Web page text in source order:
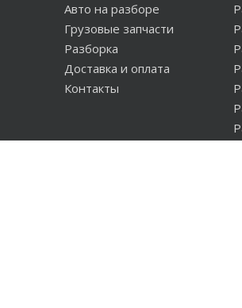
Авто на разборе
Грузовые запчасти
Разборка
Доставка и оплата
Контакты